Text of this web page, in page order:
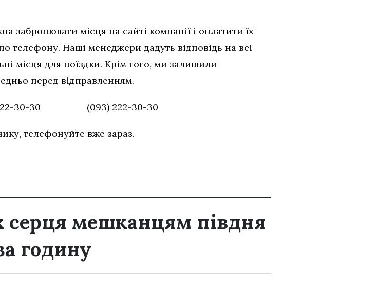
забронювати місця на сайті компанії і оплатити їх
телефону. Наші менеджери дадуть відповідь на всі
місця для поїздки. Крім того, ми залишили
перед відправленням.
30-30 (093) 222-30-30
телефонуйте вже зараз.
серця мешканцям півдня
годину